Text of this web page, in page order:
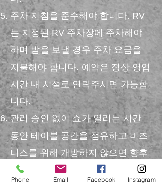
주차 지침을 준수해야 합니다. RV
는 지정된 RV 주차장에 주차해야
하며 밤을 보낼 경우 주차 요금을
지불해야 합니다. 예약은 정상 영업
시간 내 시설로 연락주시면 가능합
니다.
관리 승인 없이 쇼가 열리는 시간
동안 테이블 공간을 점유하고 비즈
니스를 위해 개방하지 않으면 향후
총기 쇼에서 공간을 잃을 수 있습니
Phone Email Facebook Instagram